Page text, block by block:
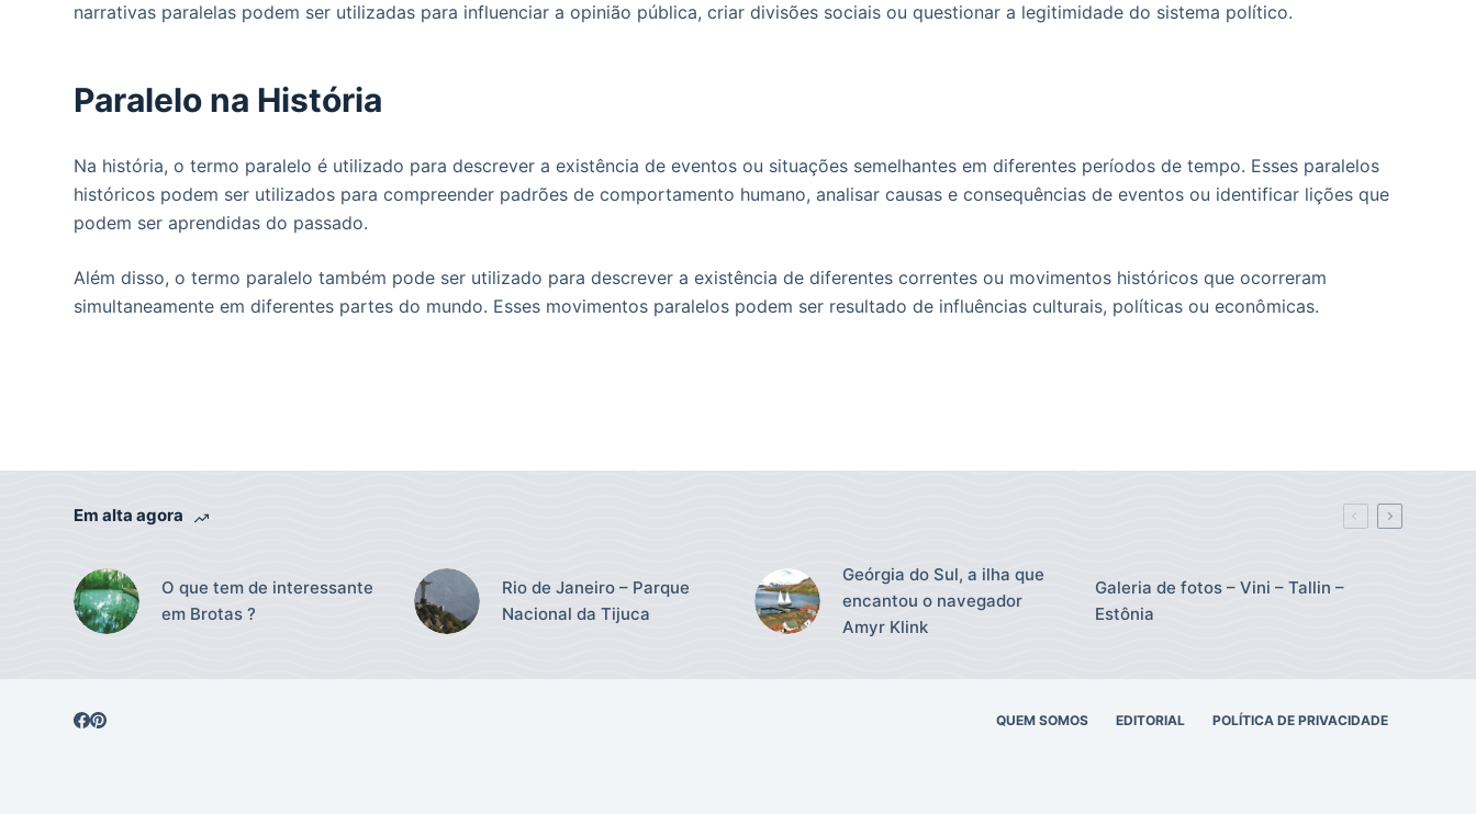
narrativas paralelas podem ser utilizadas para influenciar a opinião pública, criar divisões sociais ou questionar a legitimidade do sistema político.
Paralelo na História
Na história, o termo paralelo é utilizado para descrever a existência de eventos ou situações semelhantes em diferentes períodos de tempo. Esses paralelos
históricos podem ser utilizados para compreender padrões de comportamento humano, analisar causas e consequências de eventos ou identificar lições que
podem ser aprendidas do passado.
Além disso, o termo paralelo também pode ser utilizado para descrever a existência de diferentes correntes ou movimentos históricos que ocorreram
simultaneamente em diferentes partes do mundo. Esses movimentos paralelos podem ser resultado de influências culturais, políticas ou econômicas.
Em alta agora
O que tem de interessante
em Brotas ?
Rio de Janeiro – Parque
Nacional da Tijuca
Geórgia do Sul, a ilha que
encantou o navegador
Amyr Klink
Galeria de fotos – Vini – Tallin –
Estônia
QUEM SOMOS EDITORIAL POLÍTICA DE PRIVACIDADE